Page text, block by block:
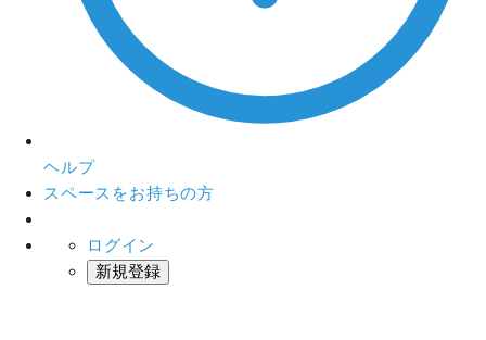
ヘルプ
スペースをお持ちの方
ログイン
新規登録